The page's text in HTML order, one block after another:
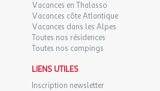
Vacances en Thalasso
Vacances côte Atlantique
Vacances dans les Alpes
Toutes nos résidences
Toutes nos campings
LIENS UTILES
Inscription newsletter